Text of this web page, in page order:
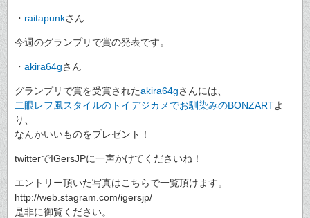
・ raitapunkさん
今週のグランプリで賞の発表です。
・ akira64gさん
グランプリで賞を受賞されたakira64gさんには、
二眼レフ風スタイルのトイデジカメでお馴染みのBONZARTよ
り、
なんかいいものをプレゼント！
twitterでIGersJPに一声かけてくださいね！
エントリー頂いた写真はこちらで一覧頂けます。
http://web.stagram.com/igersjp/
是非に御覧ください。